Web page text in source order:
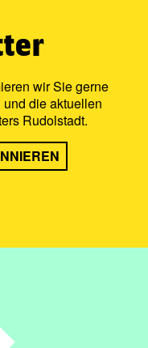
wir Sie gerne
die aktuellen
Rudolstadt.